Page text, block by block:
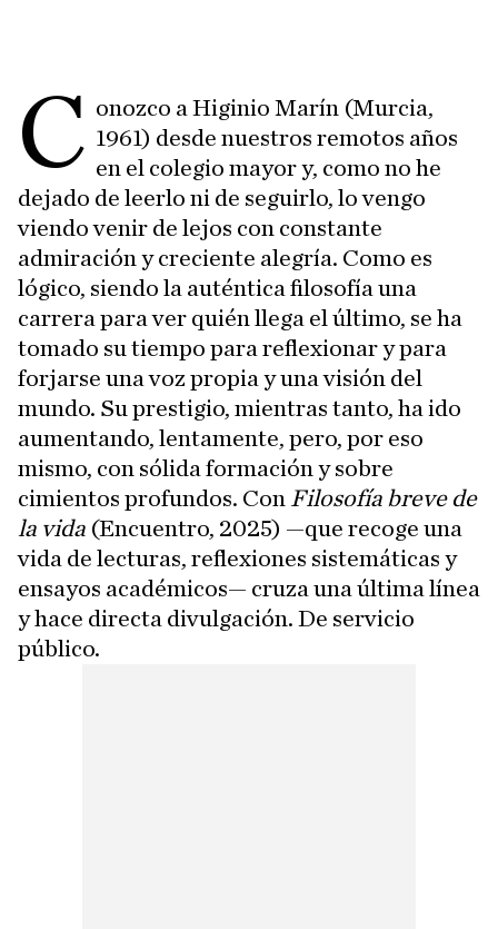
C onozco a Higinio Marín (Murcia,
1961) desde nuestros remotos años
en el colegio mayor y, como no he
dejado de leerlo ni de seguirlo, lo vengo
viendo venir de lejos con constante
admiración y creciente alegría. Como es
lógico, siendo la auténtica filosofía una
carrera para ver quién llega el último, se ha
tomado su tiempo para reflexionar y para
forjarse una voz propia y una visión del
mundo. Su prestigio, mientras tanto, ha ido
aumentando, lentamente, pero, por eso
mismo, con sólida formación y sobre
cimientos profundos. Con Filosofía breve de
la vida (Encuentro, 2025) —que recoge una
vida de lecturas, reflexiones sistemáticas y
ensayos académicos— cruza una última línea
y hace directa divulgación. De servicio
público.